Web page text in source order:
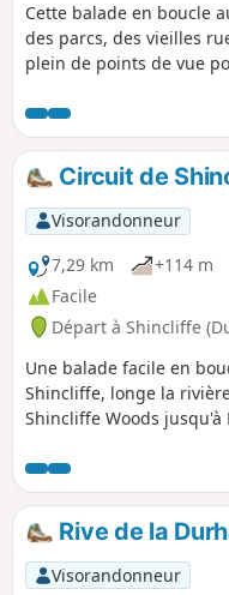
Cette balade en boucle
des parcs, des vieilles
plein de points de vue
donneront une bonne
Circuit de
Visorandonneur
7,29 km
+114 m
Facile
Départ à Shincliffe
Une balade facile en
Shincliffe, longe la
Shincliffe Woods
Rive de la
Visorandonneur